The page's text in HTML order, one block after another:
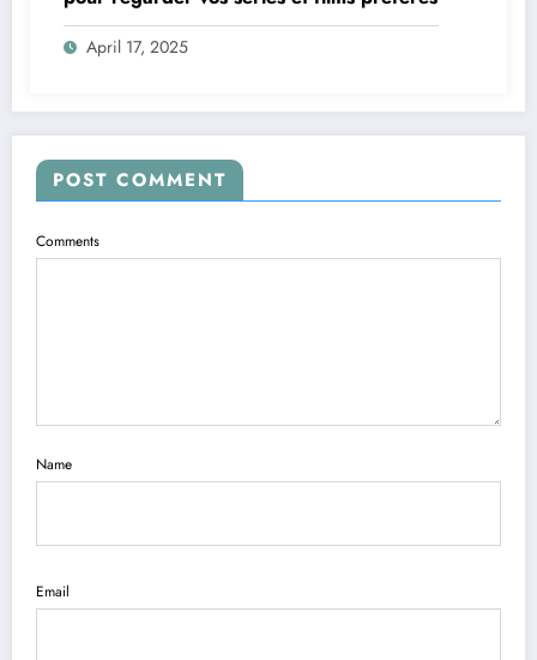
April 17, 2025
POST COMMENT
Comments
Name
Email